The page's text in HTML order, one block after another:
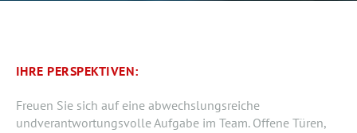
IHRE PERSPEKTIVEN:
Freuen Sie sich auf eine abwechslungsreiche
undverantwortungsvolle Aufgabe im Team. Offene Türen,